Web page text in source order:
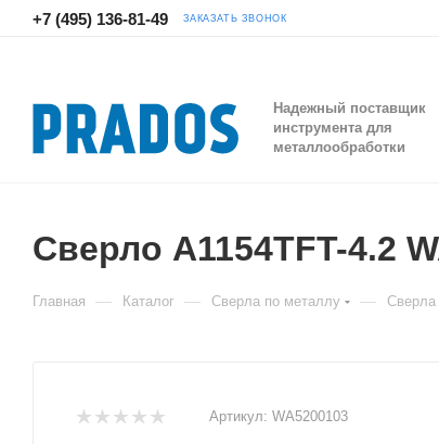
+7 (495) 136-81-49 ЗАКАЗАТЬ ЗВОНОК
Надежный поставщик
инструмента для
металлообработки
Сверло A1154TFT-4.2
Главная — Каталог — Сверла по металлу —
Артикул: WA5200103